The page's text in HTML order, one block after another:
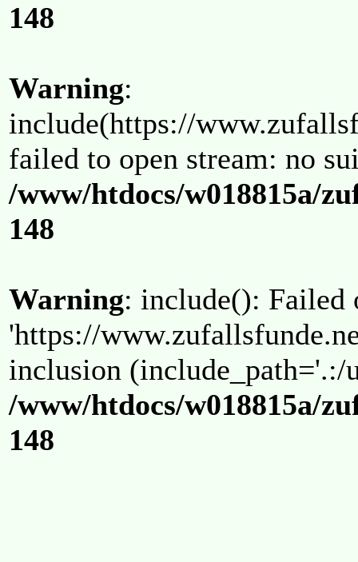
148
Warning:
include(https://
failed to open stream: no
/www/htdocs/w018815a/
148
Warning: include(): Failed
'https://
inclusion (include_path='.:/
/www/htdocs/w018815a/
148